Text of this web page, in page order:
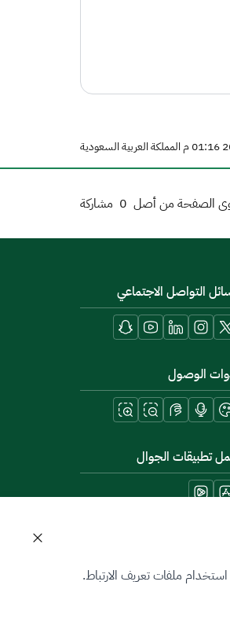
الصفحة من أصل 0 مشاركة
التواصل الاجتماعي
الوصول
تطبيقات الجوال
ملفات تعريف الارتباط.